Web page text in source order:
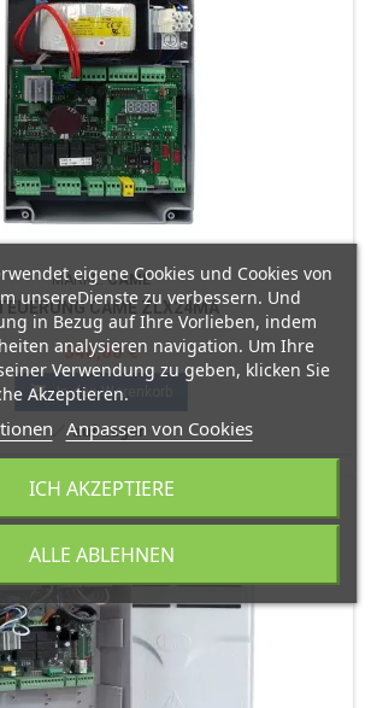
MARKE:CAME
CAME ZLX24MA
Preis
348,00 €
 In den Warenkorb
auf Lager
eigene Cookies und Cookies von
unsereDienste zu verbessern. Und
in Bezug auf Ihre Vorlieben, indem
analysieren navigation. Um Ihre
Verwendung zu geben, klicken Sie
Akzeptieren.
Anpassen von Cookies
ALLE ABLEHNEN
ICH AKZEPTIERE